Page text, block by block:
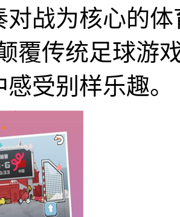
对战为核心的
覆传统足球游
受别样乐趣。